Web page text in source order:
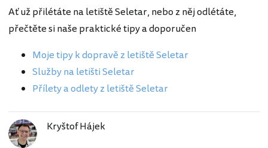
Ať už přilétáte na letiště Seletar, nebo z něj odlétáte,
přečtěte si naše praktické tipy a doporučen
Moje tipy k dopravě z letiště Seletar
Služby na letišti Seletar
Přílety a odlety z letiště Seletar
Kryštof Hájek